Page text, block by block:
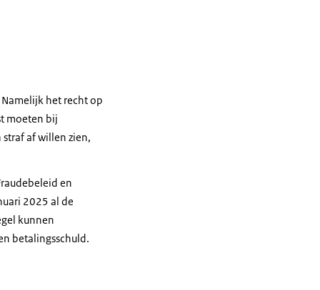
het recht op
moeten bij
straf af willen zien,
en
2025 al de
kunnen
betalingsschuld.